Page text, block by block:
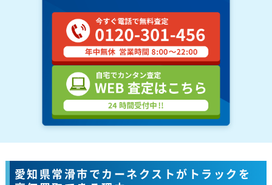
愛知県常滑市でカーネクストがトラックを